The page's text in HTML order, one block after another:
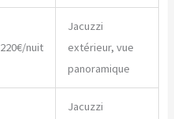
220€/nuit
Jacuzzi
extérieur, vue
panoramique
Jacuzzi